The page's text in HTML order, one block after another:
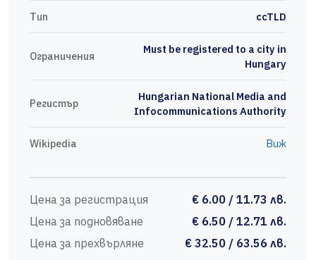
Тип ccTLD
Ограничения
Must be registered to a city in
Hungary
Регистър
Hungarian National Media and
Infocommunications Authority
Wikipedia Виж
Цена за регистрация
€ 6.00 / 11.73 лв.
Цена за подновяване
€ 6.50 / 12.71 лв.
Цена за прехвърляне
€ 32.50 / 63.56 лв.